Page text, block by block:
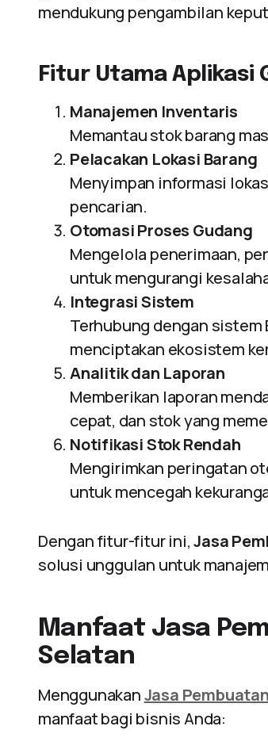
mendukung pengambilan
Fitur Utama Aplikasi
Manajemen Inventaris
Memantau stok barang
Pelacakan Lokasi Barang
Menyimpan informasi
pencarian.
Otomasi Proses Gudang
Mengelola penerimaan,
untuk mengurangi
Integrasi Sistem
Terhubung dengan sistem
menciptakan ekosistem
Analitik dan Laporan
Memberikan laporan
cepat, dan stok yang
Notifikasi Stok Rendah
Mengirimkan peringatan
untuk mencegah
Dengan fitur-fitur ini,Jasa
solusi unggulan untuk
Manfaat Jasa
Selatan
MenggunakanJasa
manfaat bagi bisnis Anda: